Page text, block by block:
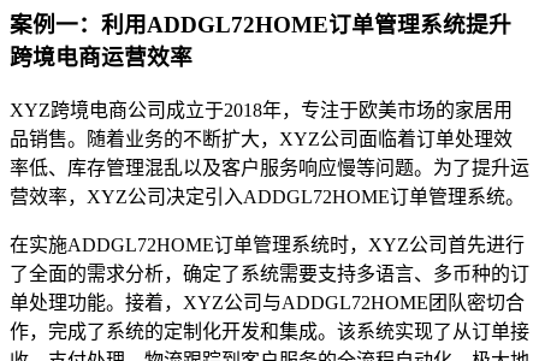
案例一：利用ADDGL72HOME订单管理系统提升
跨境电商运营效率
XYZ跨境电商公司成立于2018年，专注于欧美市场的家居用
品销售。随着业务的不断扩大，XYZ公司面临着订单处理效
率低、库存管理混乱以及客户服务响应慢等问题。为了提升运
营效率，XYZ公司决定引入ADDGL72HOME订单管理系统。
在实施ADDGL72HOME订单管理系统时，XYZ公司首先进行
了全面的需求分析，确定了系统需要支持多语言、多币种的订
单处理功能。接着，XYZ公司与ADDGL72HOME团队密切合
作，完成了系统的定制化开发和集成。该系统实现了从订单接